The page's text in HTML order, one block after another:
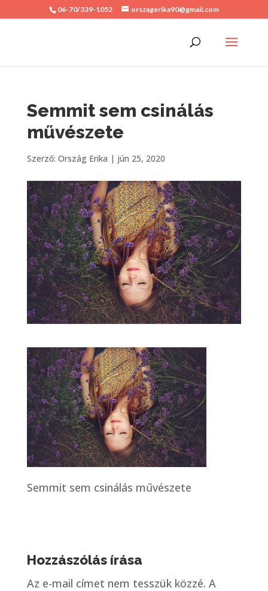
06-70/339-1052 orszagerika90@gmail.com
Semmit sem csinálás
művészete
Szerző: Ország Erika | jún 25, 2020
Semmit sem csinálás művészete
Hozzászólás írása
Az e-mail címet nem tesszük közzé. A